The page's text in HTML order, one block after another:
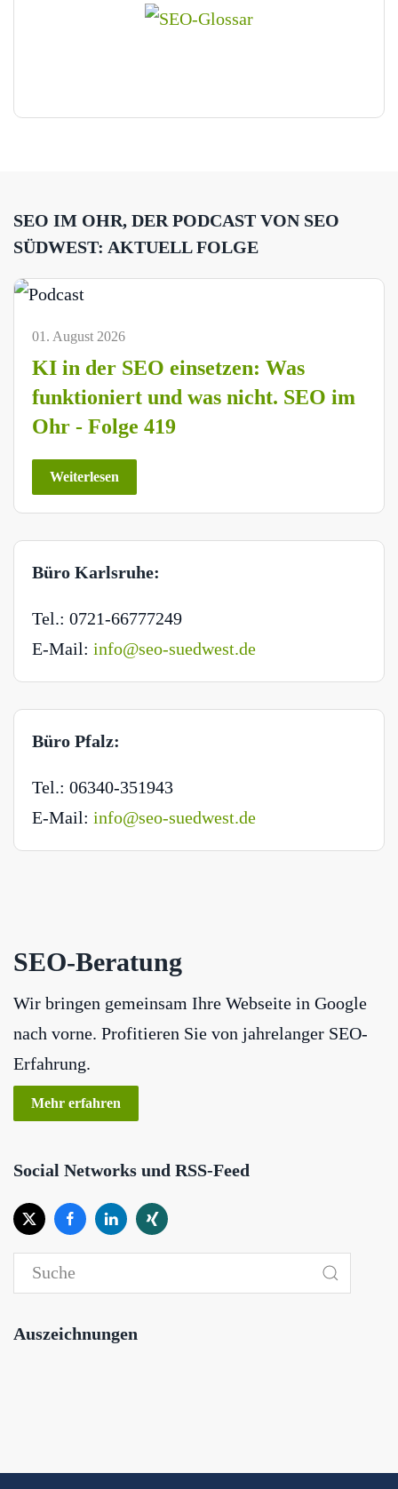
SEO IM OHR, DER PODCAST VON SEO
SÜDWEST: AKTUELL FOLGE
01. August 2026
KI in der SEO einsetzen: Was
funktioniert und was nicht. SEO im
Ohr - Folge 419
Weiterlesen
Büro Karlsruhe:
Tel.: 0721-66777249
E-Mail: info@seo-suedwest.de
Büro Pfalz:
Tel.: 06340-351943
E-Mail: info@seo-suedwest.de
SEO-Beratung
Wir bringen gemeinsam Ihre Webseite in Google
nach vorne. Profitieren Sie von jahrelanger SEO-
Erfahrung.
Mehr erfahren
Social Networks und RSS-Feed
Auszeichnungen